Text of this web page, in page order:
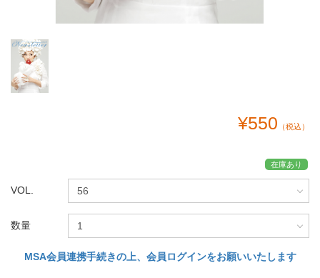
¥550 （税込）
在庫あり
VOL.
数量
MSA会員連携手続きの上、会員ログインをお願いいたします